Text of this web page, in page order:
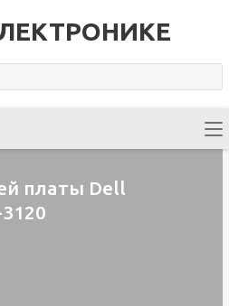
платы Dell